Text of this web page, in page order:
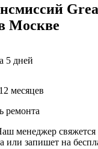
Москве
5 дней
месяцев
ремонта
менеджер
или запишет на